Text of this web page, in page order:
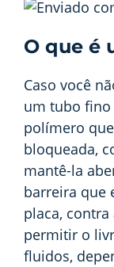
O que é
Caso você
um tubo
polímero
bloqueada,
mantê-la
barreira que
placa, contra
permitir o
fluidos,